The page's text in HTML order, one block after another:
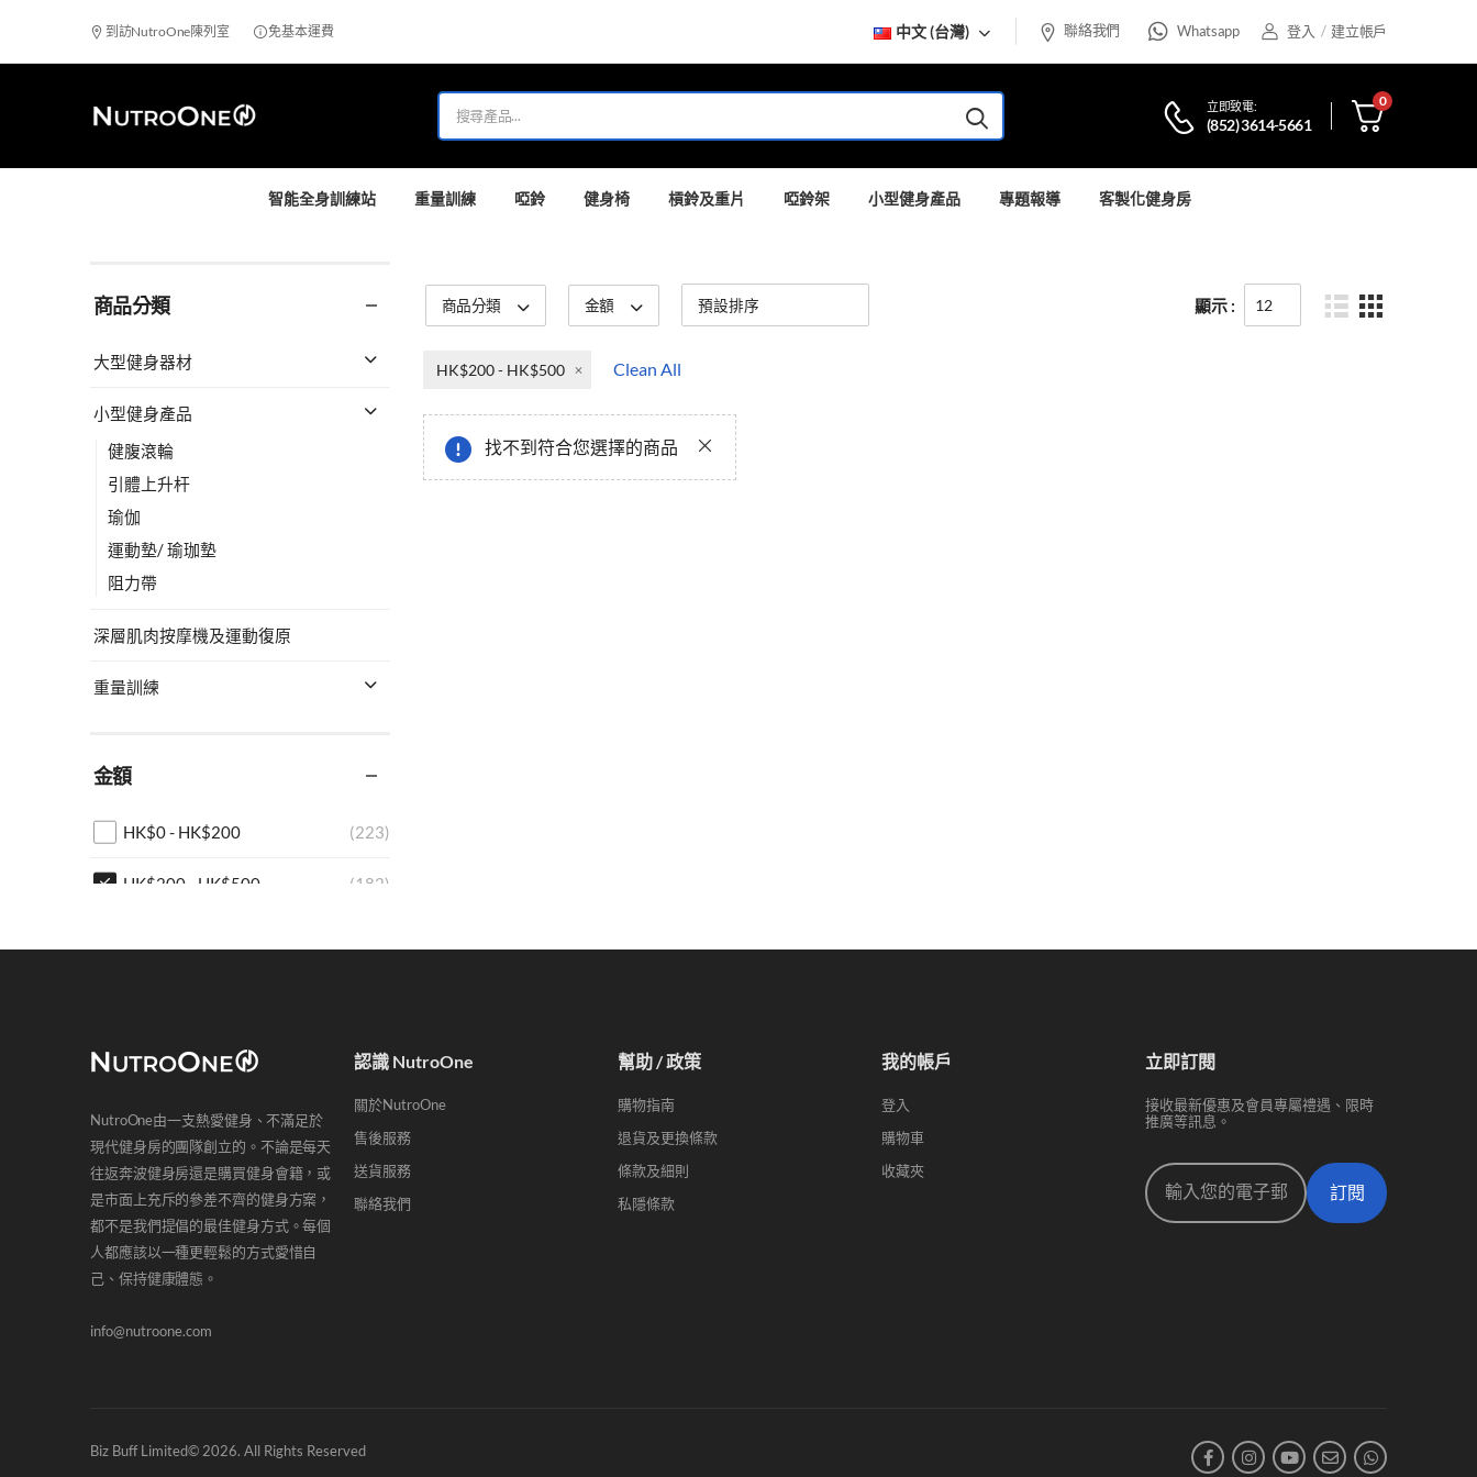
到訪NutroOne陳列室 免基本運費 中文 (台灣) 聯絡我們 Whatsapp 登入 / 建立帳戶
立即致電:
(852) 3614-5661
0
智能全身訓練站 重量訓練 啞鈴 健身椅 槓鈴及重片 啞鈴架 小型健身產品 專題報導 客製化健身房
商品分類
大型健身器材
小型健身產品
健腹滾輪
引體上升杆
瑜伽
運動墊/ 瑜珈墊
阻力帶
深層肌肉按摩機及運動復原
重量訓練
金額
HK$0- HK$200 (223)
HK$200 HK$500 (182)
商品分類 金額 顯示 :
HK$200 - HK$500 Clean All
找不到符合您選擇的商品
NutroOne由一支熱愛健身、不滿足於
現代健身房的團隊創立的。不論是每天
往返奔波健身房還是購買健身會籍，或
是市面上充斥的參差不齊的健身方案，
都不是我們提倡的最佳健身方式。每個
人都應該以一種更輕鬆的方式愛惜自
己、保持健康體態。
info@nutroone.com
認識 NutroOne
關於NutroOne
售後服務
送貨服務
聯絡我們
幫助 / 政策
購物指南
退貨及更換條款
條款及細則
私隱條款
我的帳戶
登入
購物車
收藏夾
立即訂閱
接收最新優惠及會員專屬禮遇、限時
推廣等訊息。
訂閱
Biz Buff Limited© 2026. All Rights Reserved